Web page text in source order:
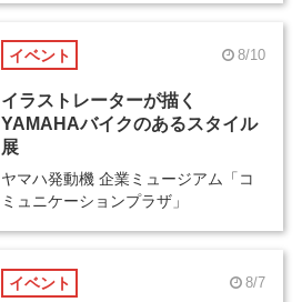
イベント 8/10
イラストレーターが描く
YAMAHAバイクのあるスタイル
展
ヤマハ発動機 企業ミュージアム「コ
ミュニケーションプラザ」
イベント 8/7